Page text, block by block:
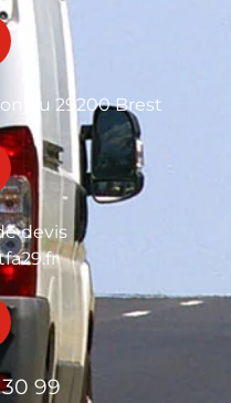
29200 Brest
devis
99